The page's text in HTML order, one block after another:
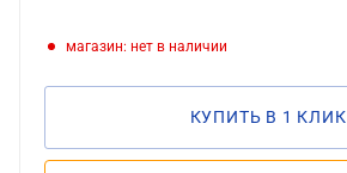
Магазин: нет в наличии
КУПИТЬ В 1 КЛИК